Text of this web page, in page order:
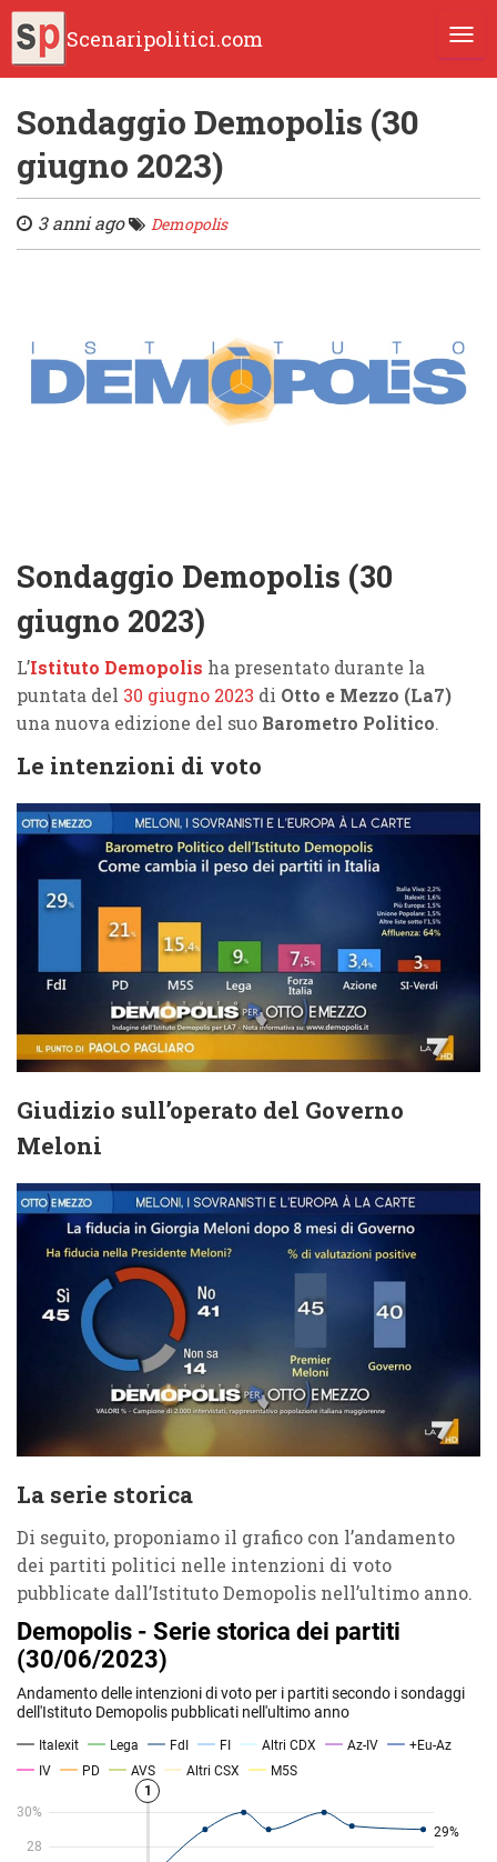
Scenaripolitici.com
Sondaggio Demopolis (30
giugno 2023)
3 anni ago Demopolis
Sondaggio Demopolis (30
giugno 2023)
L’Istituto Demopolis ha presentato durante la
puntata del 30 giugno 2023 di Otto e Mezzo (La7)
una nuova edizione del suo Barometro Politico.
Le intenzioni di voto
Giudizio sull’operato del Governo
Meloni
La serie storica
Di seguito, proponiamo il grafico con l’andamento
dei partiti politici nelle intenzioni di voto
pubblicate dall’Istituto Demopolis nell’ultimo anno.